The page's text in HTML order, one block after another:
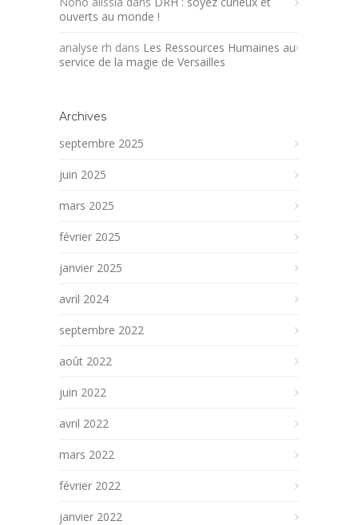
ouverts au monde !
analyse rh dans Les Ressources Humaines au
service de la magie de Versailles
Archives
septembre 2025
juin 2025
mars 2025
février 2025
janvier 2025
avril 2024
septembre 2022
août 2022
juin 2022
avril 2022
mars 2022
février 2022
janvier 2022